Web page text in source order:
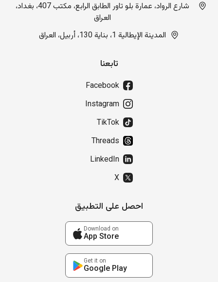
شارع الرواد، عمارة بلو تاور الطابق الرابع، مكتب 407، بغداد،
العراق
المدينة الإيطالية 1، بناية 130، أربيل، العراق
تابعنا
Facebook
Instagram
TikTok
Threads
LinkedIn
X
احصل على التطبيق
Download on
App Store
Get it on
Google Play